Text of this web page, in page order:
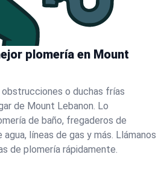
plomería en Mount
o duchas frías
de Mount Lebanon. Lo
de baño, fregaderos de
líneas de gas y más. Llámanos
de plomería rápidamente.